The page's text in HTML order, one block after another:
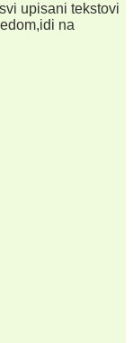
upisani tekstovi
na